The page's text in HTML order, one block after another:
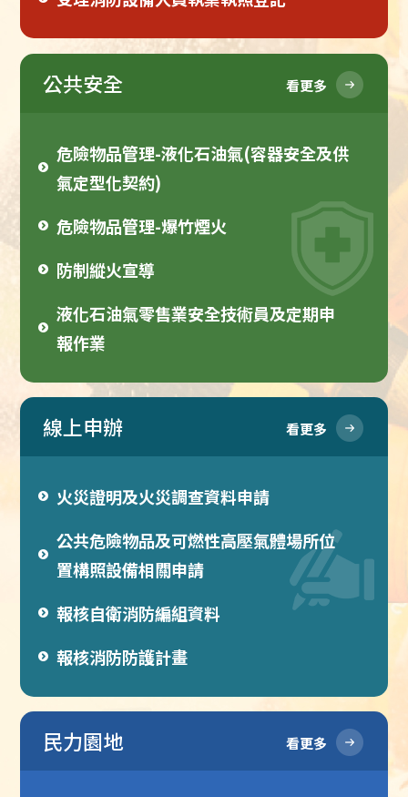
公共安全 看更多
危險物品管理-液化石油氣(容器安全及供
氣定型化契約)
危險物品管理-爆竹煙火
防制縱火宣導
液化石油氣零售業安全技術員及定期申
報作業
線上申辦 看更多
火災證明及火災調查資料申請
公共危險物品及可燃性高壓氣體場所位
置構照設備相關申請
報核自衛消防編組資料
報核消防防護計畫
民力園地 看更多